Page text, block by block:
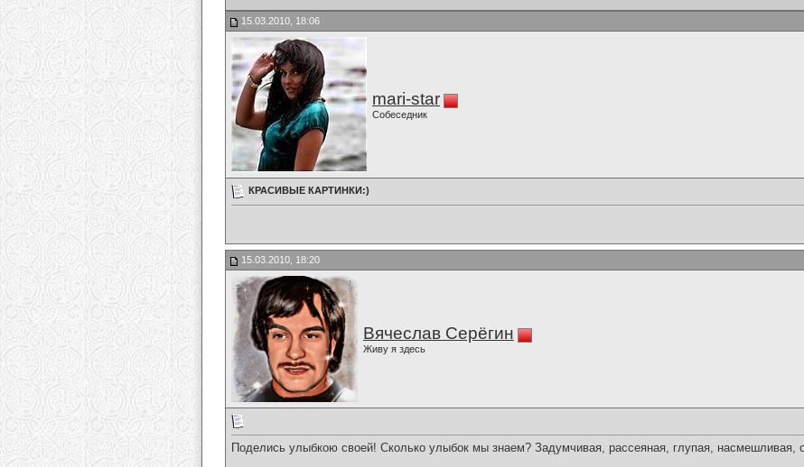
15.03.2010, 18:06
mari-star
Собеседник
КРАСИВЫЕ КАРТИНКИ:)
15.03.2010, 18:20
Вячеслав Серёгин
Живу я здесь
Поделись улыбкою своей! Сколько улыбок мы знаем? Задумчивая, рассеяная, глупая, насмешливая,